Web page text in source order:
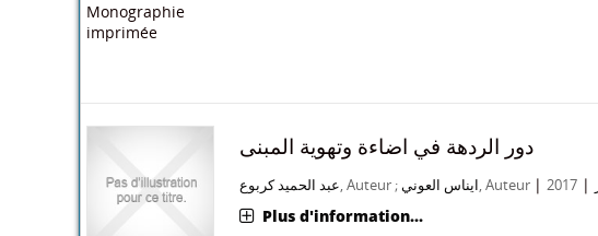
Monographie
imprimée
دور الردهة في اضاءة وتهوية المبنى
عبد الحميد كربوع, Auteur ;ايناس العوني, Auteur | |
2017
Plus d'information...